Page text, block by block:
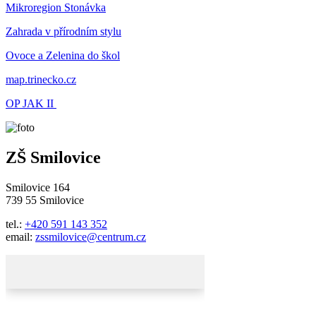
Mikroregion Stonávka
Zahrada v přírodním stylu
Ovoce a Zelenina do škol
map.trinecko.cz
OP JAK II
ZŠ Smilovice
Smilovice 164
739 55 Smilovice
tel.: +420 591 143 352
email: zssmilovice@centrum.cz